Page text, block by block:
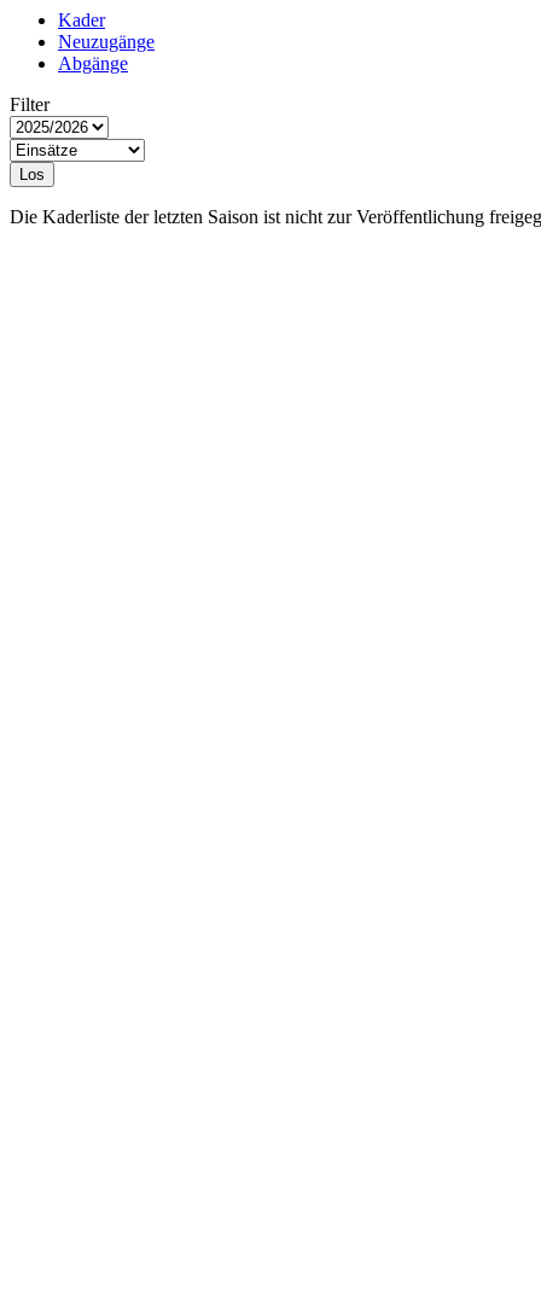
Kader
Neuzugänge
Abgänge
Filter
Los
Die Kaderliste der letzten Saison ist nicht zur Veröffentlichung